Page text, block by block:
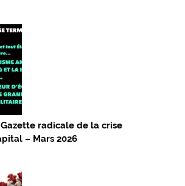
Gazette radicale de la crise
– Mars 2026